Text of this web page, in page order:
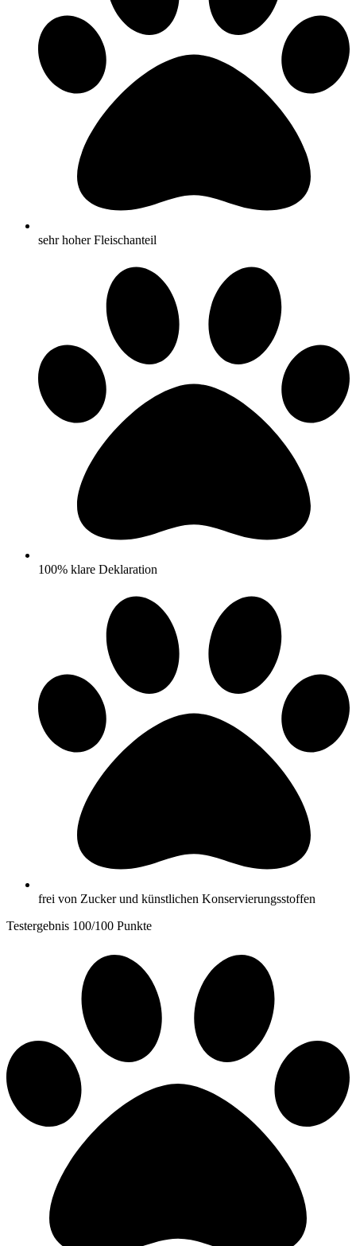
sehr hoher Fleischanteil
100% klare Deklaration
frei von Zucker und künstlichen Konservierungsstoffen
Testergebnis 100/100 Punkte